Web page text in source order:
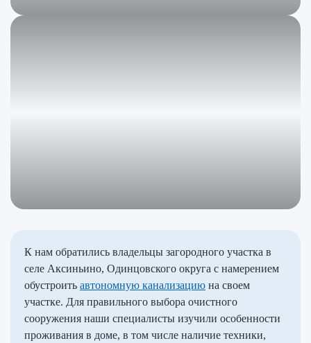
К нам обратились владельцы загородного участка в
селе Аксиньино, Одинцовского округа с намерением
обустроить автономную канализацию на своем
участке. Для правильного выбора очистного
сооружения наши специалисты изучили особенности
проживания в доме, в том числе наличие техники,